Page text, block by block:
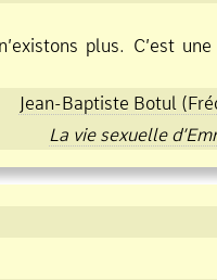
plus. C’est
Jean Baptiste Botul
La vie sexuelle